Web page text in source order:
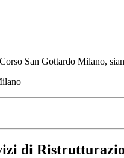
San Gottardo Milano,
di